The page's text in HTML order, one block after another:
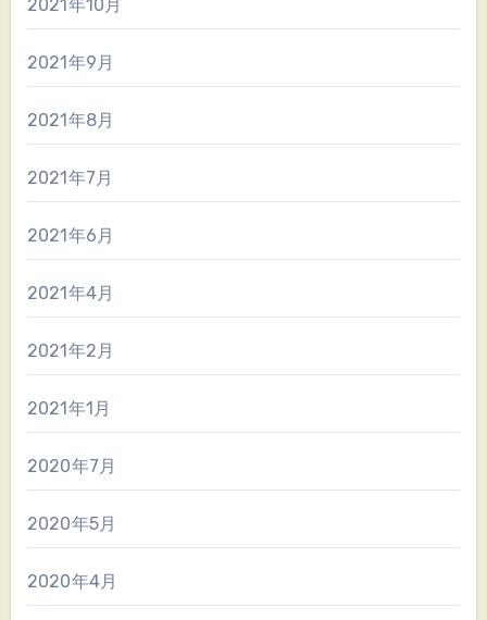
2021年10月
2021年9月
2021年8月
2021年7月
2021年6月
2021年4月
2021年2月
2021年1月
2020年7月
2020年5月
2020年4月